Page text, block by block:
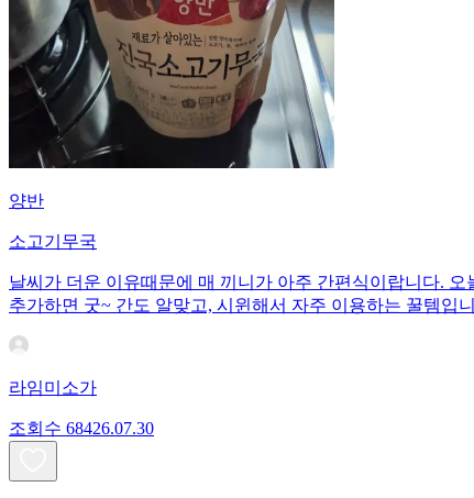
양반
소고기무국
날씨가 더운 이유때문에 매 끼니가 아주 간편식이랍니다.
추가하면 굿~ 간도 알맞고, 시윈해서 자주 이용하는 꿀템입
라임미소가
조회수 68426.07.30